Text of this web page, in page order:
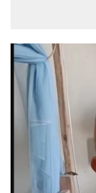
生
活